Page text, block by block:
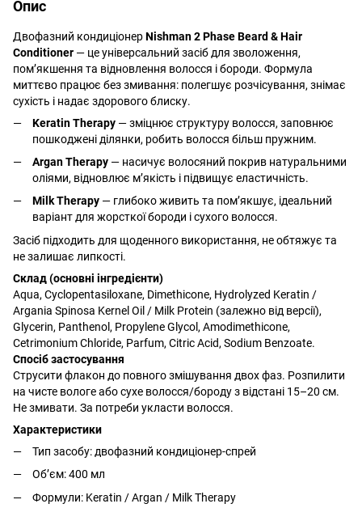
Опис
Двофазний кондиціонерNishman 2 Phase Beard & Hair
Conditioner — це універсальний засіб для зволоження,
пом’якшення та відновлення волосся і бороди. Формула
миттєво працює без змивання: полегшує розчісування, знімає
сухість і надає здорового блиску.
Keratin Therapy — зміцнює структуру волосся, заповнює
пошкоджені ділянки, робить волосся більш пружним.
Argan Therapy — насичує волосяний покрив натуральними
оліями, відновлює м’якість і підвищує еластичність.
Milk Therapy — глибоко живить та пом’якшує, ідеальний
варіант для жорсткої бороди і сухого волосся.
Засіб підходить для щоденного використання, не обтяжує та
не залишає липкості.
Склад (основні інгредієнти)
Aqua, Cyclopentasiloxane, Dimethicone, Hydrolyzed Keratin /
Argania Spinosa Kernel Oil / Milk Protein (залежно від версії),
Glycerin, Panthenol, Propylene Glycol, Amodimethicone,
Cetrimonium Chloride, Parfum, Citric Acid, Sodium Benzoate.
Спосіб застосування
Струсити флакон до повного змішування двох фаз. Розпилити
на чисте вологе або сухе волосся/бороду з відстані 15–20 см.
Не змивати. За потреби укласти волосся.
Характеристики
Тип засобу: двофазний кондиціонер-спрей
Об’єм: 400 мл
Формули: Keratin / Argan / Milk Therapy